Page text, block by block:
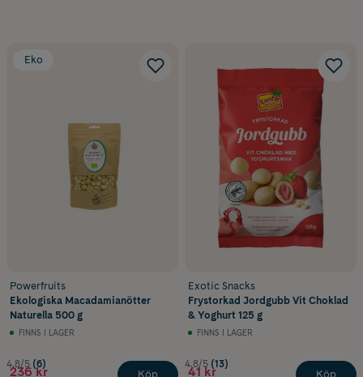
Eko
Powerfruits
Ekologiska Macadamianötter
Naturella 500 g
FINNS I LAGER
4.8/5 (6)
236 kr Köp
Exotic Snacks
Frystorkad Jordgubb Vit Choklad
& Yoghurt 125 g
FINNS I LAGER
4.8/5 (13)
41 kr Köp